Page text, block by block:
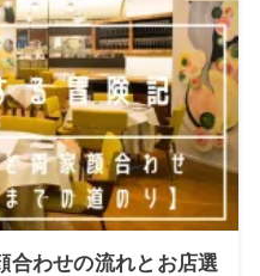
合わせの流れとお店選